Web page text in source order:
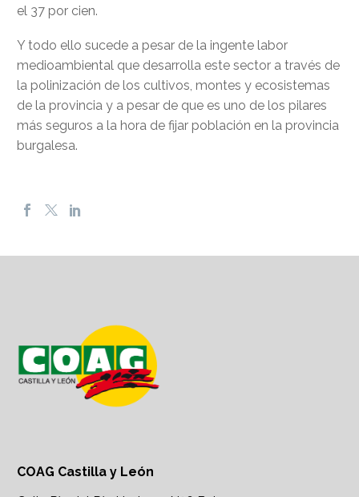
el 37 por cien.
Y todo ello sucede a pesar de la ingente labor
medioambiental que desarrolla este sector a través de
la polinización de los cultivos, montes y ecosistemas
de la provincia y a pesar de que es uno de los pilares
más seguros a la hora de fijar población en la provincia
burgalesa.
COAG Castilla y León